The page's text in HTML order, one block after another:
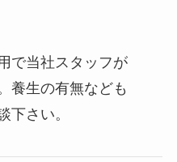
で当社スタッフが
養生の有無なども
下さい。